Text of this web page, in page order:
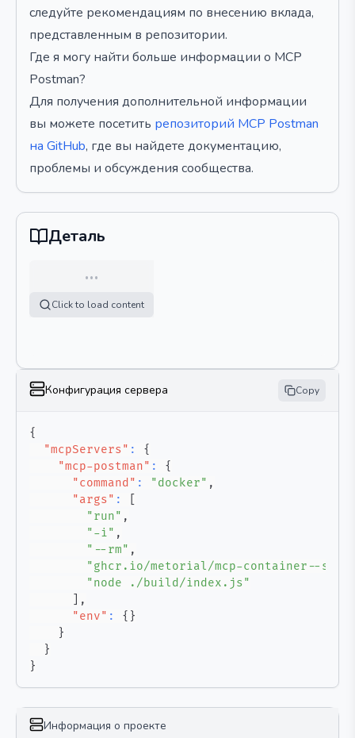
следуйте рекомендациям по внесению вклада,
представленным в репозитории.
Где я могу найти больше информации о MCP
Postman?
Для получения дополнительной информации
вы можете посетить репозиторий MCP Postman
на GitHub, где вы найдете документацию,
проблемы и обсуждения сообщества.
Деталь
…
Click to load content
Конфигурация сервера Copy
{
"mcpServers" :
{
"mcp-postman" :
{
"command" : "docker" ,
"args" :
"run" ,
"-i" ,
"--rm" ,
"ghcr.io/metorial/mcp-container--
"node ./build/index.js"
,
"env" : { }
}
}
}
Информация о проекте